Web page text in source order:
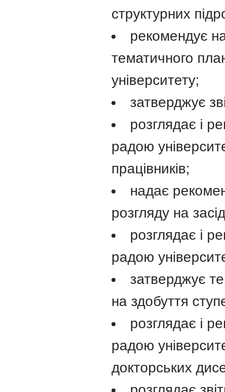
структурних
рекомендує
тематичного
університету;
затверджує
розглядає і
радою
працівників;
надає
розгляду на
розглядає і
радою
затверджує
на здобуття
розглядає і
радою
докторських